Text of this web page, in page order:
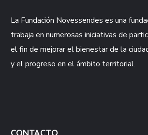
La Fundación Novessendes es una
trabaja en numerosas iniciativas de
el fin de mejorar el bienestar de la
y el progreso en el ámbito territorial.
CONTACTO